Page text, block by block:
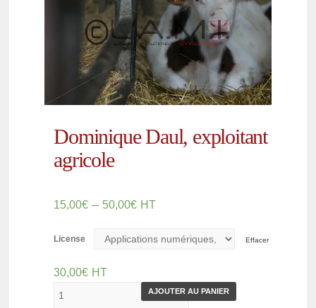
Dominique Daul, exploitant
agricole
15,00€ – 50,00€ HT
License Effacer
30,00€ HT
AJOUTER AU PANIER